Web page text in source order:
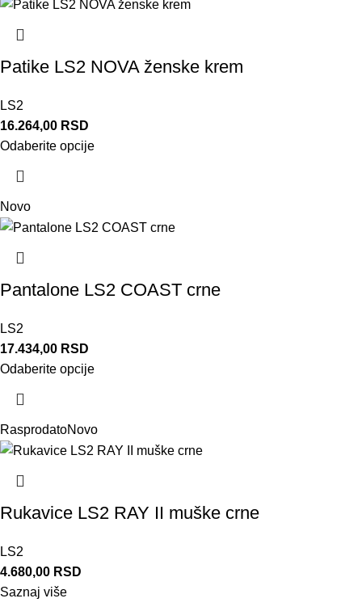
Patike LS2 NOVA ženske krem
LS2
16.264,00 RSD
Odaberite opcije
Novo
Pantalone LS2 COAST crne
LS2
17.434,00 RSD
Odaberite opcije
RasprodatoNovo
Rukavice LS2 RAY II muške crne
LS2
4.680,00 RSD
Saznaj više